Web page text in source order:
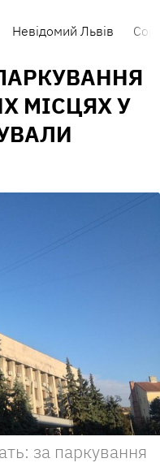
Невідомий Львів
МІСЦЯХ У
за паркування